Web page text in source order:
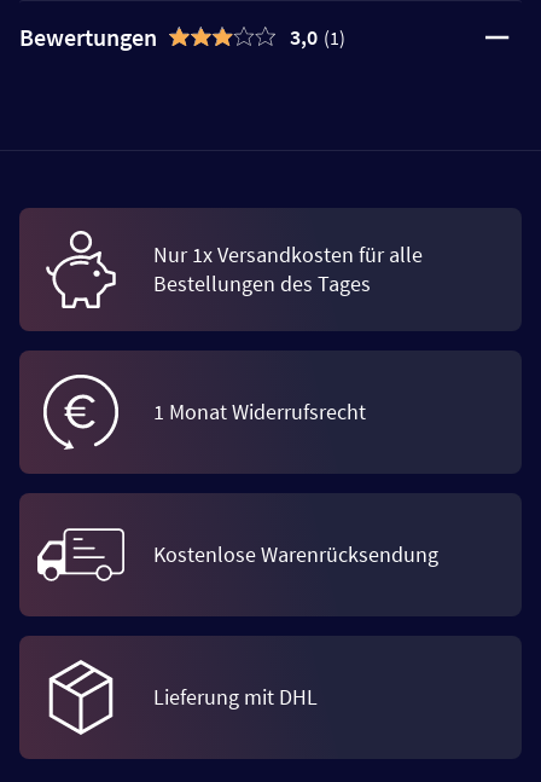
Bewertungen 3,0 (1)
Nur 1x Versandkosten für alle
Bestellungen des Tages
1 Monat Widerrufsrecht
Kostenlose Warenrücksendung
Lieferung mit DHL